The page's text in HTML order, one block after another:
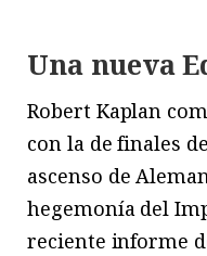
Una nueva
Robert Kaplan
con la de finales
ascenso de
hegemonía del
reciente informe